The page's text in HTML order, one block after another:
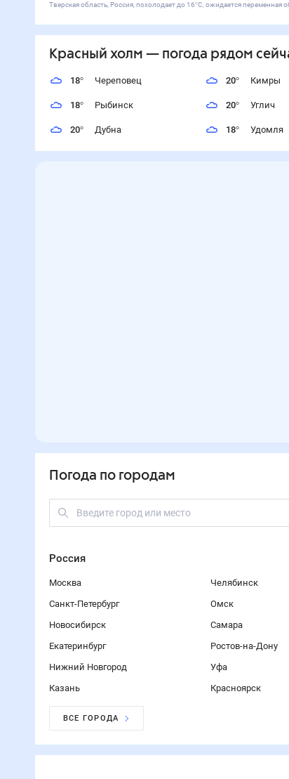
Тверская область, Россия, похолодает до 16°С, ожидается переменная
Красный холм — погода рядом
18° Череповец
18° Рыбинск
20° Дубна
20° Кимры
20° Углич
18° Удомля
Погода по городам
Россия
Москва
Санкт-Петербург
Новосибирск
Екатеринбург
Нижний Новгород
Казань
Челябинск
Омск
Самара
Ростов-на-Дону
Уфа
Красноярск
ВСЕ ГОРОДА